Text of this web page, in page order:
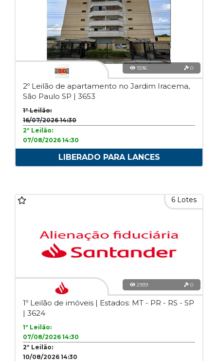
1596 0
2º Leilão de apartamento no Jardim Iracema,
São Paulo SP | 3653
1º Leilão:
16/07/2026 14:30
2º Leilão:
07/08/2026 14:30
LIBERADO PARA LANCES
6 Lotes
2939 0
1º Leilão de imóveis | Estados: MT - PR - RS - SP
| 3624
1º Leilão:
07/08/2026 14:30
2º Leilão:
10/08/2026 14:30